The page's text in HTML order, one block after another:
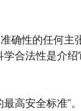
确性的任何主
合法性是介
高安全标准”。